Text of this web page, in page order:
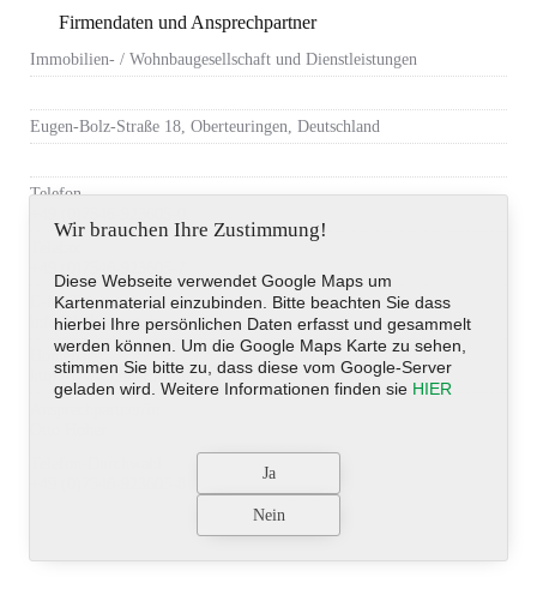
Firmendaten und Ansprechpartner
Immobilien- / Wohnbaugesellschaft und Dienstleistungen
Eugen-Bolz-Straße 18, Oberteuringen, Deutschland
Telefon
E-Mail-Adresse
info@hoherbwg.de
Homepage
http://www.hoherbwg.de
Wir brauchen Ihre Zustimmung!
Diese Webseite verwendet Google Maps um
Kartenmaterial einzubinden. Bitte beachten Sie dass
hierbei Ihre persönlichen Daten erfasst und gesammelt
werden können. Um die Google Maps Karte zu sehen,
stimmen Sie bitte zu, dass diese vom Google-Server
geladen wird. Weitere Informationen finden sie HIER